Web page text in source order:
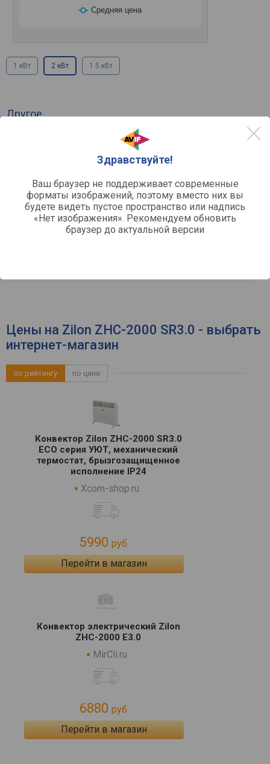
Здравствуйте!
Ваш браузер не поддерживает современные
форматы изображений, поэтому вместо них вы
будете видеть пустое пространство или надпись
«Нет изображения». Рекомендуем обновить
браузер до актуальной версии
Средняя цена
1 кВт 2 кВт 1.5 кВт
Другое
конвектор
ТЭН
поворотный переключатель
электросеть
Максимальная мощность
2000 Вт
Площадь обогрева
20 м²
Функции
термостат
защита от перегрева, защита
от влаги / IP24 /, отключение
Цены на Zilon ZHC-2000 SR3.0 - выбрать
интернет-магазин
по рейтингу по цене
Конвектор Zilon ZHC-2000 SR3.0
ECO серия УЮТ, механический
термостат, брызгозащищенное
исполнение IP24
Xcom-shop.ru
5990 руб.
Перейти в магазин
Конвектор электрический Zilon
ZHC-2000 Е3.0
MirCli.ru
6880 руб.
Перейти в магазин